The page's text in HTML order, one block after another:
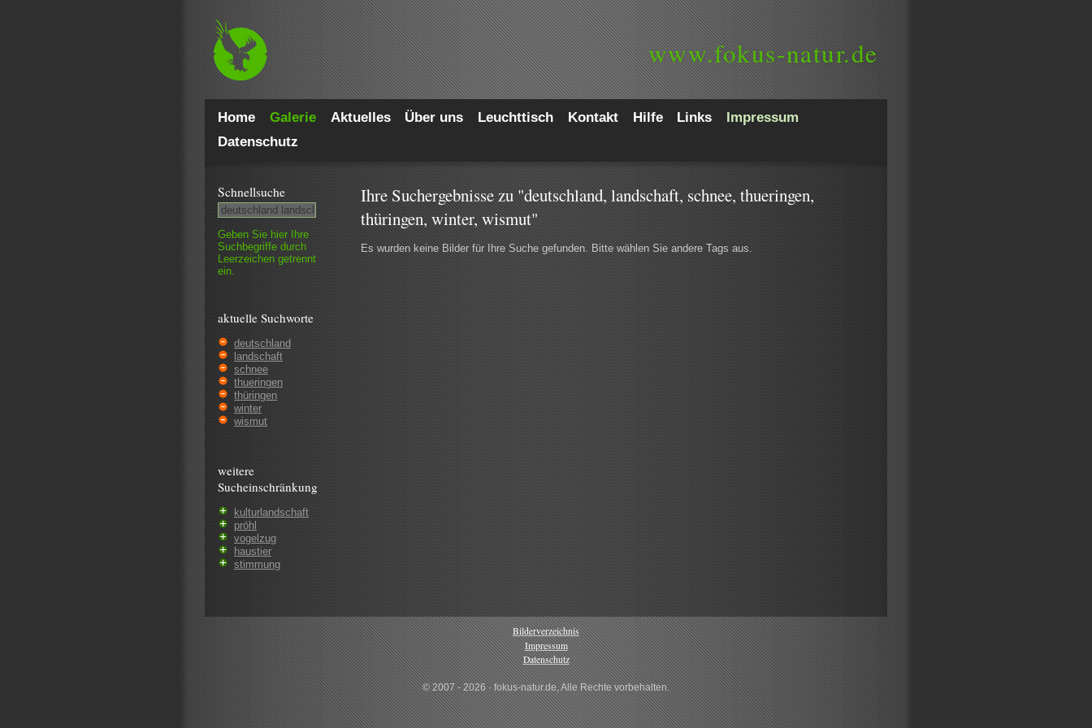
www.fokus-natur.de
Home Galerie Aktuelles Über uns Leuchttisch Kontakt Hilfe Links
Impressum
Datenschutz
Schnell­suche
Geben Sie hier Ihre
Such­begriffe durch
Leer­zeichen getrennt
ein.
aktuelle Suchworte
deutschland
landschaft
schnee
thueringen
thüringen
winter
wismut
weitere
Sucheinschränkung
kulturlandschaft
pröhl
vogelzug
haustier
stimmung
Ihre Suchergebnisse zu "deutschland, landschaft, schnee, thueringen,
thüringen, winter, wismut"
Es wurden keine Bilder für Ihre Suche gefunden. Bitte wählen Sie andere Tags aus.
Bilderverzeichnis
Impressum
Datenschutz
© 2007 - 2026 · fokus-natur.de, Alle Rechte vorbehalten.